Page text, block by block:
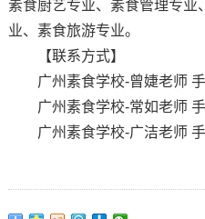
素食厨艺专业、素食管理专业
业、素食旅游专业。
【联系方式】
广州素食学校-曾婕老师
广州素食学校-常如老师
广州素食学校-广洁老师